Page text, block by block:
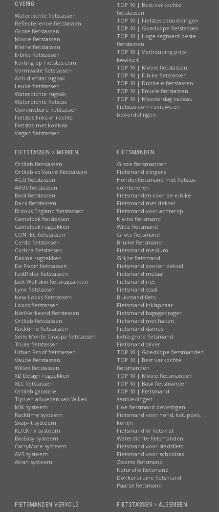
OVERIG
Waterdichte fietstassen
Reflecterende fietstassen
Grote fietstassen
Mooie fietstassen
Kleine fietstassen
E-bike fietstassen
Korting op Fietstas.com
Vormvaste fietstassen
Anti-diefstal rugzak
Leuke fietstassen
Waterdichte rugzak
Waterdichte fietstas
Opvouwbare fietstassen
Fietstas links of rechts
Fietstas met koelvak
Vegan fietstassen
TOP 10 | Best verkochte
fietstassen
TOP 10 | Fietstas aanbiedingen
TOP 10 | Goedkope fietstassen
TOP 10 | Hoge segment beste
fietstassen
TOP 10 | Verhouding prijs-
kwaliteit
TOP 10 | Mooie fietstassen
TOP 10 | E-bike fietstassen
TOP 10 | Dubbele fietstassen
TOP 10 | Enkele fietstassen
TOP 10 | Moederdag cadeau
Fietstas.com reviews en
beoordelingen
FIETSTASSEN > MERKEN
Ortlieb fietstassen
Ortlieb vs Vaude fietstassen
AGU fietstassen
ABUS fietstassen
Basil fietstassen
Beck fietstassen
Brooks England fietstassen
Camelbak fietstassen
Camelbak rugzakken
CONTEC fietstassen
Cordo fietstassen
Cortina fietstassen
Dakine rugzakken
De Poort fietstassen
FastRider fietstassen
Jack Wolfskin fietsrugzakken
Lynx fietstassen
New Looxs fietstassen
Looxs fietstassen
NietVerkeerd fietstassen
Ortlieb fietstassen
Racktime fietstassen
Selle Monte Grappa fietstassen
Thule fietstassen
Urban Proof fietstassen
Vaude fietstassen
Willex fietstassen
XD Design rugzakken
XLC fietstassen
Ortlieb garantie
Tips en adviezen van Willex
MIK systeem
Racktime systeem
Snap-it systeem
KLICKFix systeem
BasEasy systeem
CarryMore systeem
AVS systeem
Atran systeem
FIETSMANDEN
Grote fietsmanden
Fietsmand slingers
Hondenfietsmand met fietstas
combineren
Fietsmanden voor de e-bike
Fietsmand met deksel
Fietsmand voor achterop
Kleine fietsmand
Witte fietsmand
Grote fietsmand
Bruine fietsmand
Fietsmand medium
Grijze fietsmand
Fietsmand zonder deksel
Fietsmand metaal
Fietsmand riet
Fietsmand staal
Buikmand fiets
Fietsmand inklapbaar
Fietsmand bagagedrager
Fietsmand met haken
Fietsmand dames
Extra grote fietsmand
Fietsmand zilver
TOP 10 | Goedkope fietsmanden
TOP 10 | Best verkochte
fietsmanden
TOP 10 | Mooie fietsmanden
TOP 10 | Basil fietsmanden
TOP 10 | Fietsmand
aanbiedingen
Hoe fietsmand bevestigen
Fietsmand voor hond, kat, poes,
konijn
Fietsmand of fietskrat
Waterdichte fietsmanden
Fietsmand voor stadsfiets
Fietsmand voor schooltas
Zwarte fietsmand
Naturelle fietsmand
Donkerbruine fietsmand
Paarse fietsmand
FIETSMANDEN VERVOLG FIETSTASSEN > ALGEMEEN